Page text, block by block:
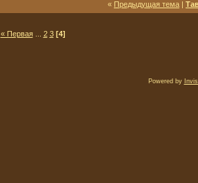
« Предыдущая тема |
« Первая... 2 3 [4]
Powered by